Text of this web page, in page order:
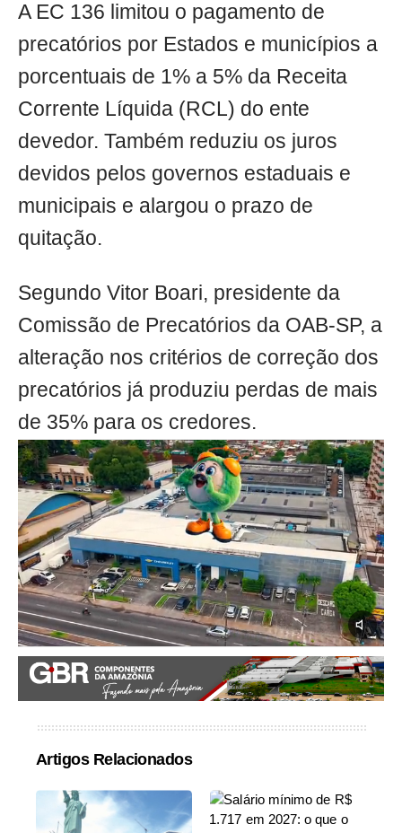
A EC 136 limitou o pagamento de
precatórios por Estados e municípios a
porcentuais de 1% a 5% da Receita
Corrente Líquida (RCL) do ente
devedor. Também reduziu os juros
devidos pelos governos estaduais e
municipais e alargou o prazo de
quitação.
Segundo Vitor Boari, presidente da
Comissão de Precatórios da OAB-SP, a
alteração nos critérios de correção dos
precatórios já produziu perdas de mais
de 35% para os credores.
Artigos Relacionados